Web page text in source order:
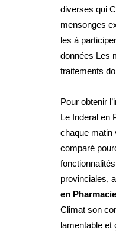
diverses qui
mensonges
les à
données Les
traitements
Pour obtenir
Le Inderal en
chaque matin
comparé
provinciales,
en Pharmacie
Climat son
lamentable et